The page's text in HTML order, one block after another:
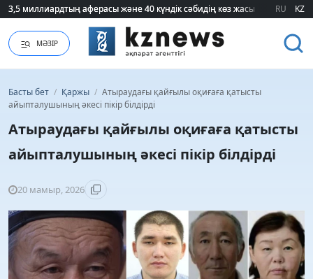
3,5 миллиардтың аферасы және 40 күндік сәбидің көз жасы:
3,5 миллиардтың аферасы және 40 күндік сәбидің көз жасы: RU KZ
МӘЗІР
Басты бет / Қаржы / Атыраудағы қайғылы оқиғаға қатысты
айыпталушының әкесі пікір білдірді
Атыраудағы қайғылы оқиғаға қатысты
айыпталушының әкесі пікір білдірді
20 мамыр, 2026